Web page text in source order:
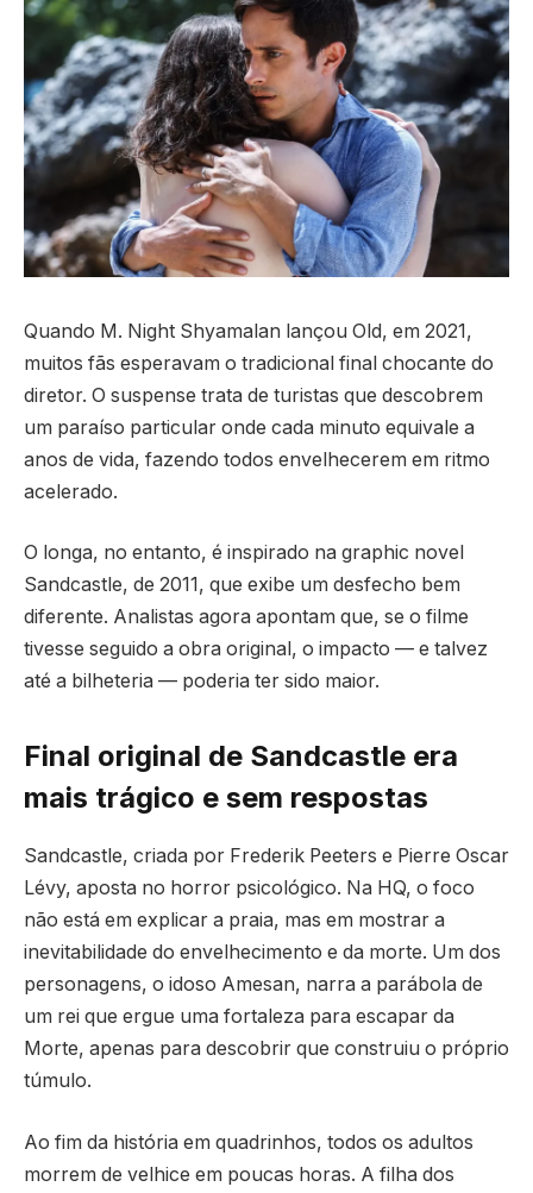
Quando M. Night Shyamalan lançou Old, em 2021,
muitos fãs esperavam o tradicional final chocante do
diretor. O suspense trata de turistas que descobrem
um paraíso particular onde cada minuto equivale a
anos de vida, fazendo todos envelhecerem em ritmo
acelerado.
O longa, no entanto, é inspirado na graphic novel
Sandcastle, de 2011, que exibe um desfecho bem
diferente. Analistas agora apontam que, se o filme
tivesse seguido a obra original, o impacto — e talvez
até a bilheteria — poderia ter sido maior.
Final original de Sandcastle era
mais trágico e sem respostas
Sandcastle, criada por Frederik Peeters e Pierre Oscar
Lévy, aposta no horror psicológico. Na HQ, o foco
não está em explicar a praia, mas em mostrar a
inevitabilidade do envelhecimento e da morte. Um dos
personagens, o idoso Amesan, narra a parábola de
um rei que ergue uma fortaleza para escapar da
Morte, apenas para descobrir que construiu o próprio
túmulo.
Ao fim da história em quadrinhos, todos os adultos
morrem de velhice em poucas horas. A filha dos